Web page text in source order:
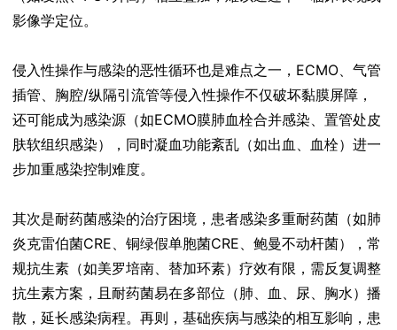
影像学定位。
侵入性操作与感染的恶性循环也是难点之一，ECMO、气管
插管、胸腔/纵隔引流管等侵入性操作不仅破坏黏膜屏障，
还可能成为感染源（如ECMO膜肺血栓合并感染、置管处皮
肤软组织感染），同时凝血功能紊乱（如出血、血栓）进一
步加重感染控制难度。
其次是耐药菌感染的治疗困境，患者感染多重耐药菌（如肺
炎克雷伯菌CRE、铜绿假单胞菌CRE、鲍曼不动杆菌），常
规抗生素（如美罗培南、替加环素）疗效有限，需反复调整
抗生素方案，且耐药菌易在多部位（肺、血、尿、胸水）播
散，延长感染病程。再则，基础疾病与感染的相互影响，患